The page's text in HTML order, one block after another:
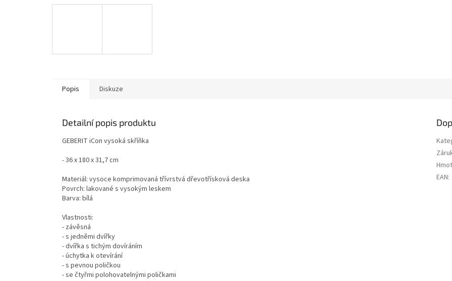
Popis Diskuze
Detailní popis produktu
GEBERIT iCon vysoká skříňka
- 36 x 180 x 31,7 cm
Materiál: vysoce komprimovaná třívrstvá dřevotřísková deska
Povrch: lakované s vysokým leskem
Barva: bílá
Vlastnosti:
- závěsná
- s jedněmi dvířky
- dvířka s tichým dovíráním
- úchytka k otevírání
- s pevnou poličkou
- se čtyřmi polohovatelnými poličkami
EAN: